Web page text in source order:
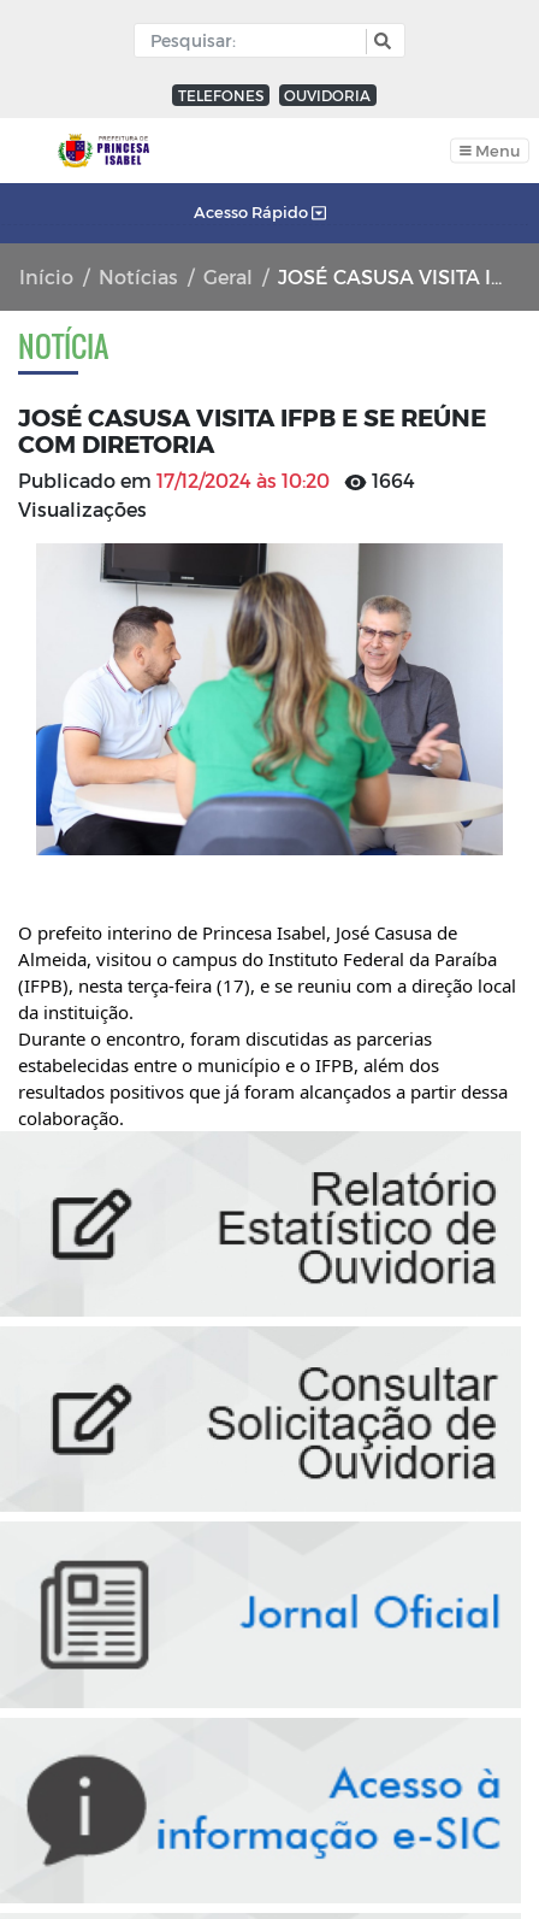
TELEFONES OUVIDORIA
Menu
Acesso Rápido
Início Notícias Geral JOSÉ CASUSA VISITA IFPB E SE REÚNE COM DIRETORIA
NOTÍCIA
JOSÉ CASUSA VISITA IFPB E SE REÚNE
COM DIRETORIA
Publicado em 17/12/2024 às 10:20
1664
Visualizações
O prefeito interino de Princesa Isabel, José Casusa de
Almeida, visitou o campus do Instituto Federal da Paraíba
(IFPB), nesta terça-feira (17), e se reuniu com a direção local
da instituição.
Durante o encontro, foram discutidas as parcerias
estabelecidas entre o município e o IFPB, além dos
resultados positivos que já foram alcançados a partir dessa
colaboração.